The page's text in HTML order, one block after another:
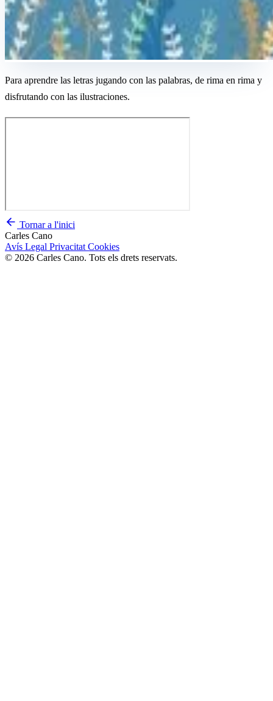
Para aprendre las letras jugando con las palabras, de rima en rima y
disfrutando con las ilustraciones.
Tornar a l'inici
Carles Cano
Avís Legal Privacitat Cookies
© 2026 Carles Cano. Tots els drets reservats.